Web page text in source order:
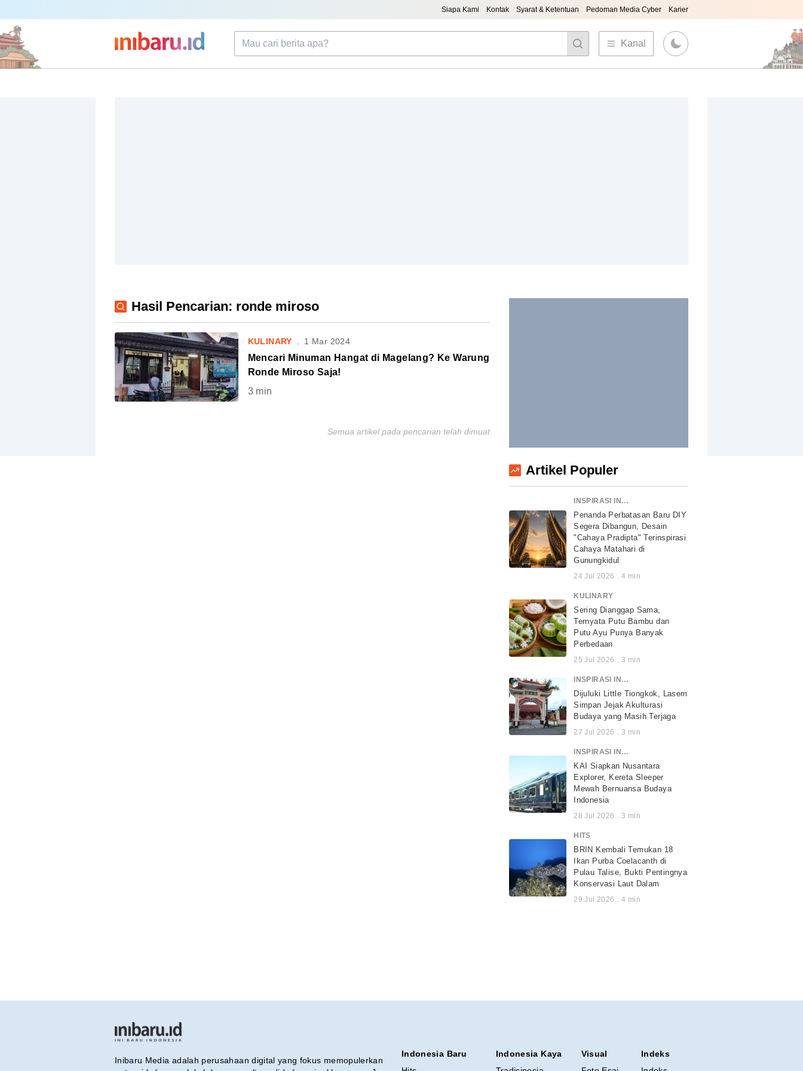
Siapa Kami Kontak Syarat & Ketentuan Pedoman Media Cyber Karier
Kanal
Hasil Pencarian: ronde miroso
KULINARY 1 Mar 2024
Mencari Minuman Hangat di Magelang? Ke Warung
Ronde Miroso Saja!
3min
Semua artikel pada pencarian telah dimuat
Artikel Populer
INSPIRASI INDONESIA
Penanda Perbatasan Baru DIY
Segera Dibangun, Desain
"Cahaya Pradipta" Terinspirasi
Cahaya Matahari di
Gunungkidul
24 Jul 2026 . 4 min
KULINARY
Sering Dianggap Sama,
Ternyata Putu Bambu dan
Putu Ayu Punya Banyak
Perbedaan
25 Jul 2026 . 3 min
INSPIRASI INDONESIA
Dijuluki Little Tiongkok, Lasem
Simpan Jejak Akulturasi
Budaya yang Masih Terjaga
27 Jul 2026 . 3 min
INSPIRASI INDONESIA
KAI Siapkan Nusantara
Explorer, Kereta Sleeper
Mewah Bernuansa Budaya
Indonesia
28 Jul 2026 . 3 min
HITS
BRIN Kembali Temukan 18
Ikan Purba Coelacanth di
Pulau Talise, Bukti Pentingnya
Konservasi Laut Dalam
29 Jul 2026 . 4 min
Inibaru Media adalah perusahaan digital yang fokus memopulerkan
Indonesia Baru
Indonesia Kaya
Visual
Indeks